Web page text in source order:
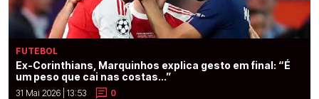
FUTEBOL
Ex-Corinthians, Marquinhos explica gesto em final: “É
um peso que cai nas costas...”
31 Mai 2026 | 13:53 0